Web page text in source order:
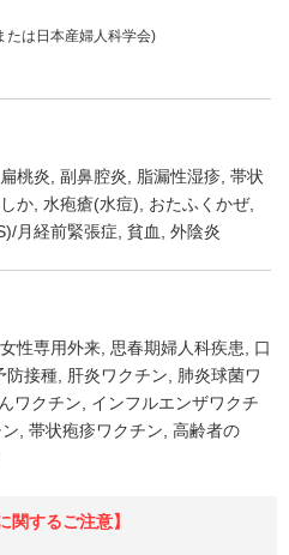
たは日本産婦人科学会)
扁桃炎 副鼻腔炎 脂漏性湿疹 帯状
か 水疱瘡(水痘)
おたふくかぜ
月経前緊張症 貧血 外陰炎
女性専用外来 思春期婦人科疾患
口
防接種 肝炎ワクチン
肺炎球菌ワ
ワクチン
インフルエンザワクチ
帯状疱疹ワクチン 高齢者の
関するご注意】